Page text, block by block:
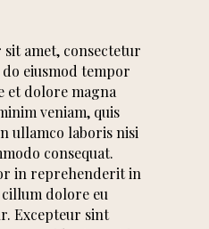
amet, consectetur
eiusmod tempor
et dolore magna
veniam, quis
ullamco laboris nisi
consequat.
in reprehenderit in
dolore eu
Excepteur sint